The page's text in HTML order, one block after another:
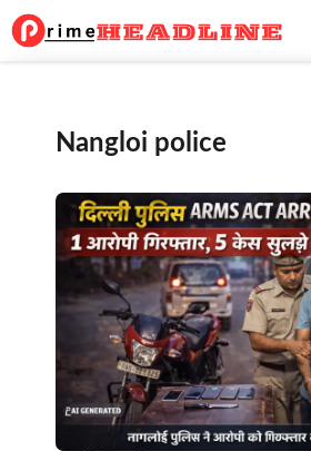
Skip
to
Nangloi police